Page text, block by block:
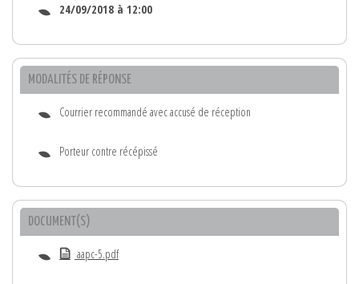
24/09/2018 à 12:00
MODALITÉS DE RÉPONSE
Courrier recommandé avec accusé de réception
Porteur contre récépissé
DOCUMENT(S)
aapc-5.pdf